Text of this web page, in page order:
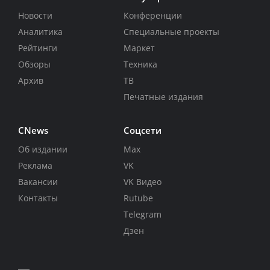
Новости
Аналитика
Рейтинги
Обзоры
Архив
Конференции
Специальные проекты
Маркет
Техника
ТВ
Печатные издания
CNews
Об издании
Реклама
Вакансии
Контакты
Соцсети
Max
VK
VK Видео
Rutube
Telegram
Дзен